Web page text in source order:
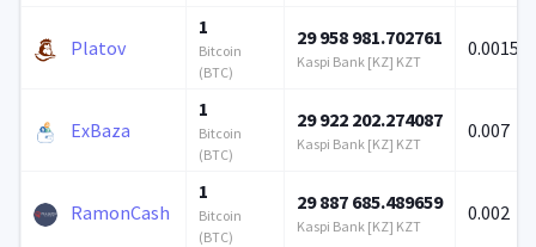
Platov
1
Bitcoin
(BTC)
29 958 981.702761
Kaspi Bank [KZ] KZT
0.0015
ExBaza
1
Bitcoin
(BTC)
29 922 202.274087
Kaspi Bank [KZ] KZT
0.007
RamonCash
1
Bitcoin
(BTC)
29 887 685.489659
Kaspi Bank [KZ] KZT
0.002